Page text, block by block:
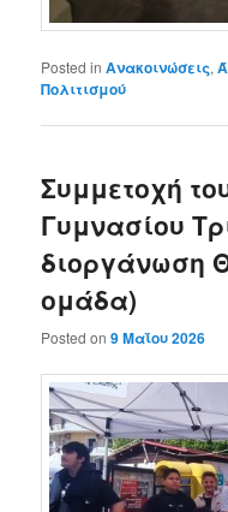
Posted in Ανακοινώσεις,
Πολιτισμού
Συμμετοχή
Γυμνασίου
διοργάνωση
ομάδα)
Posted on9 Μαΐου 2026